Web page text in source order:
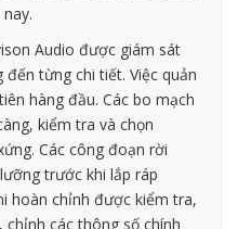
Audio được giám sát
từng chi tiết. Việc quản
hàng đầu. Các bo mạch
kiểm tra và chọn
Các công đoạn rời
trước khi lắp ráp
hoàn chỉnh được kiểm tra,
các thông số chính